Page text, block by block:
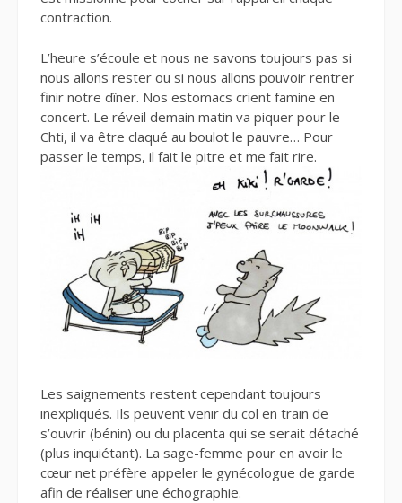
contraction.
L’heure s’écoule et nous ne savons toujours pas si
nous allons rester ou si nous allons pouvoir rentrer
finir notre dîner. Nos estomacs crient famine en
concert. Le réveil demain matin va piquer pour le
Chti, il va être claqué au boulot le pauvre… Pour
passer le temps, il fait le pitre et me fait rire.
Les saignements restent cependant toujours
inexpliqués. Ils peuvent venir du col en train de
s’ouvrir (bénin) ou du placenta qui se serait détaché
(plus inquiétant). La sage-femme pour en avoir le
cœur net préfère appeler le gynécologue de garde
afin de réaliser une échographie.